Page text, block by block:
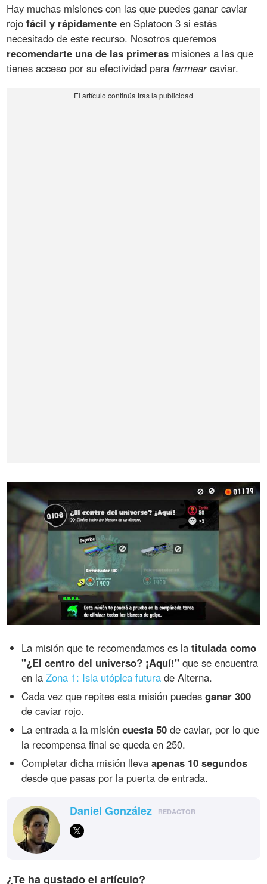
Hay muchas misiones con las que puedes ganar caviar
rojofácil y rápidamente en Splatoon 3 si estás
necesitado de este recurso. Nosotros queremos
recomendarte una de las primeras misiones a las que
tienes acceso por su efectividad para farmearcaviar.
La misión que te recomendamos es latitulada como
"¿El centro del universo? ¡Aquí!" que se encuentra
en laZona 1: Isla utópica futura de Alterna.
Cada vez que repites esta misión puedesganar 300
de caviar rojo.
La entrada a la misióncuesta 50 de caviar, por lo que
la recompensa final se queda en 250.
Completar dicha misión llevaapenas 10 segundos
desde que pasas por la puerta de entrada.
Daniel González REDACTOR
¿Te ha gustado el artículo?